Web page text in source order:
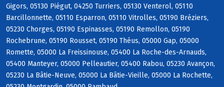
Gigors, 05130 Piégut, 04250 Turriers, 05130 Venterol, 05110
Barcillonnette, 05110 Esparron, 05110 Vitrolles, 05190 Bréziers,
05230 Chorges, 05190 Espinasses, 05190 Remollon, 05190
Rochebrune, 05190 Rousset, 05190 Théus, 05000 Gap, 05000
Romette, 05000 La Freissinouse, 05400 La Roche-des-Arnauds,
05400 Manteyer, 05000 Pelleautier, 05400 Rabou, 05230 Avançon,
05230 La Bâtie-Neuve, 05000 La Bâtie-Vieille, 05000 La Rochette,